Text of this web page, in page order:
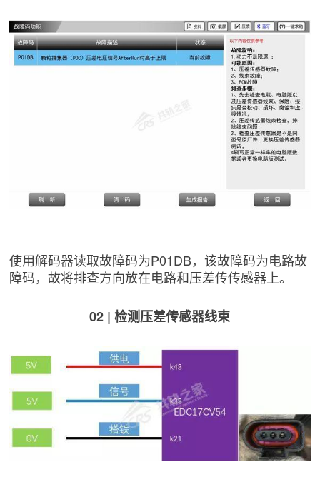
使用解码器读取故障码为P01DB，该故障码为电路故
障码，故将排查方向放在电路和压差传传感器上。
02 | 检测压差传感器线束